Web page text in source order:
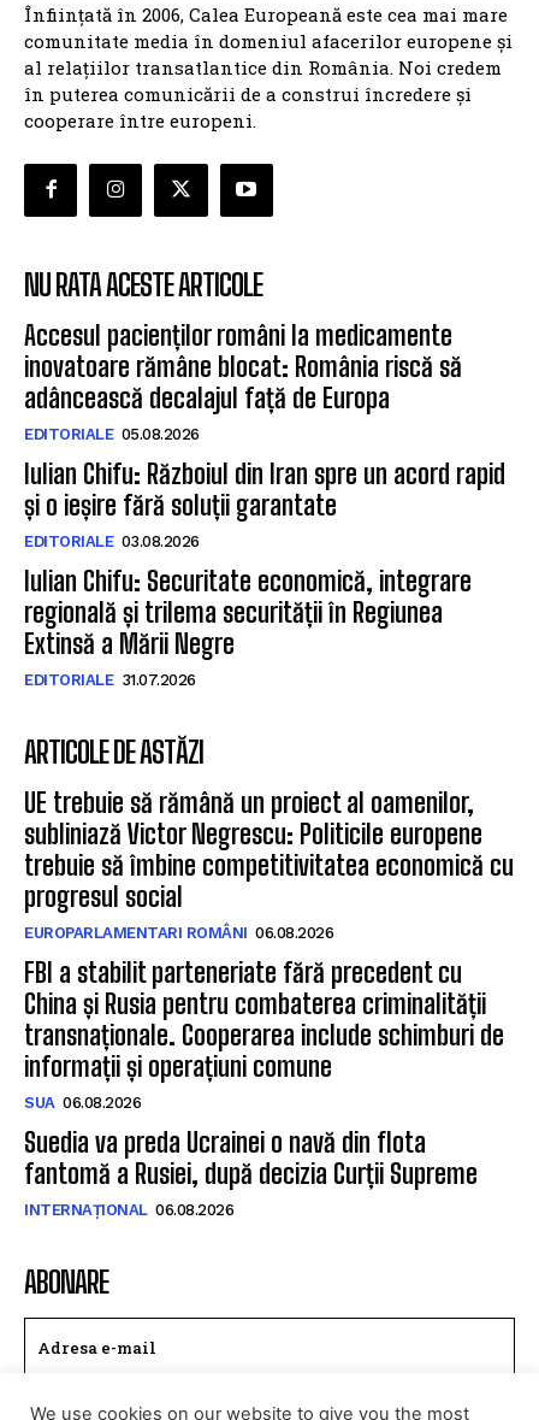
Înființată în 2006, Calea Europeană este cea mai mare
comunitate media în domeniul afacerilor europene și
al relațiilor transatlantice din România. Noi credem
în puterea comunicării de a construi încredere și
cooperare între europeni.
NU RATA ACESTE ARTICOLE
Accesul pacienților români la medicamente
inovatoare rămâne blocat: România riscă să
adâncească decalajul față de Europa
EDITORIALE 05.08.2026
Iulian Chifu: Războiul din Iran spre un acord rapid
și o ieșire fără soluții garantate
EDITORIALE 03.08.2026
Iulian Chifu: Securitate economică, integrare
regională și trilema securității în Regiunea
Extinsă a Mării Negre
EDITORIALE 31.07.2026
ARTICOLE DE ASTĂZI
UE trebuie să rămână un proiect al oamenilor,
subliniază Victor Negrescu: Politicile europene
trebuie să îmbine competitivitatea economică cu
progresul social
EUROPARLAMENTARI ROMÂNI 06.08.2026
FBI a stabilit parteneriate fără precedent cu
China și Rusia pentru combaterea criminalității
transnaționale. Cooperarea include schimburi de
informații și operațiuni comune
SUA 06.08.2026
Suedia va preda Ucrainei o navă din flota
fantomă a Rusiei, după decizia Curții Supreme
INTERNAȚIONAL 06.08.2026
ABONARE
We use cookies on our website to give you the most